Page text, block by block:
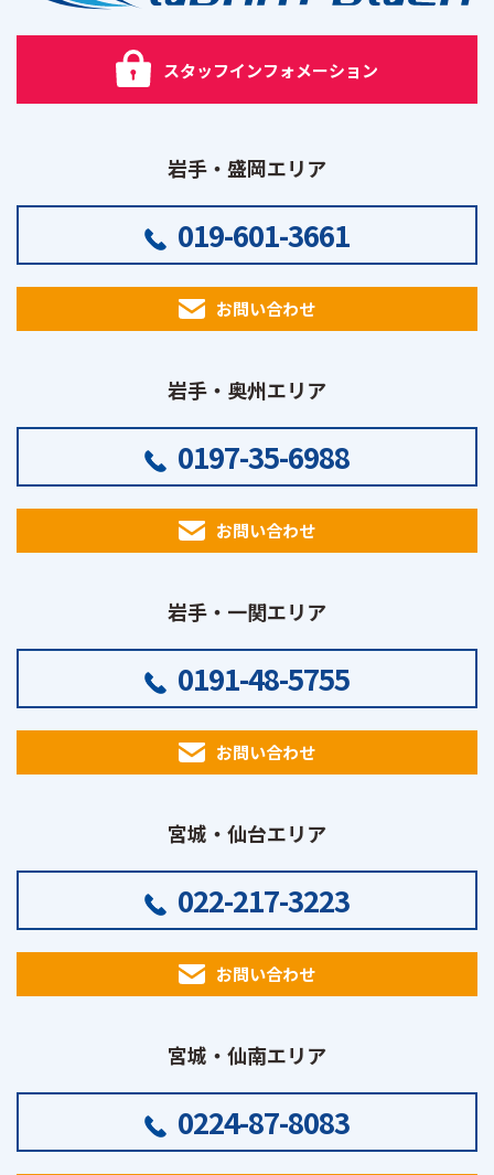
スタッフインフォメーション
岩手・盛岡エリア
019-601-3661
お問い合わせ
岩手・奥州エリア
0197-35-6988
お問い合わせ
岩手・一関エリア
0191-48-5755
お問い合わせ
宮城・仙台エリア
022-217-3223
お問い合わせ
宮城・仙南エリア
0224-87-8083